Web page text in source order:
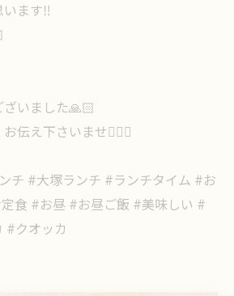
ます‼️
いました🙏🏻
伝え下さいませ🙇🏻‍♀️
チ #大塚ランチ #ランチタイム #お
食 #お昼 #お昼ご飯 #美味しい #
#クオッカ